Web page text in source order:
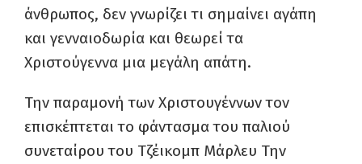
άνθρωπος, δεν γνωρίζει τι σημαίνει αγάπη
και γενναιοδωρία και θεωρεί τα
Χριστούγεννα μια μεγάλη απάτη.
Την παραμονή των Χριστουγέννων τον
επισκέπτεται το φάντασμα του παλιού
συνεταίρου του Τζέικομπ Μάρλευ Την